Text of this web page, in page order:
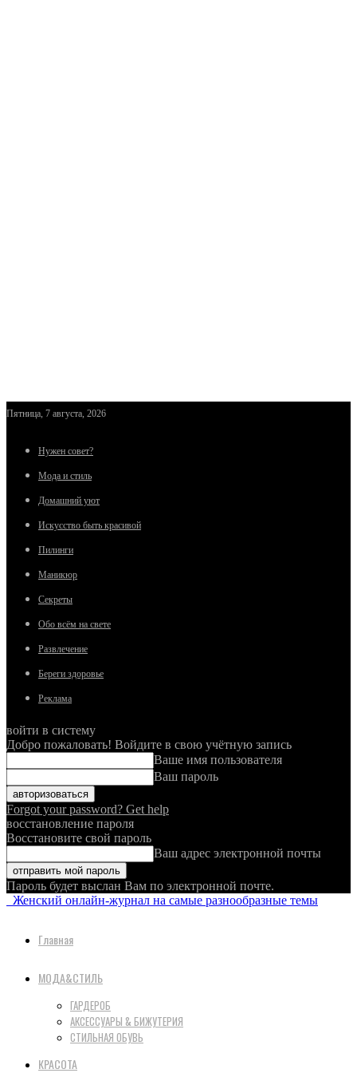
Пятница, 7 августа, 2026
Нужен совет?
Мода и стиль
Домашний уют
Искусство быть красивой
Пилинги
Маникюр
Секреты
Обо всём на свете
Развлечение
Береги здоровье
Реклама
войти в систему
Добро пожаловать! Войдите в свою учётную запись
Ваше имя пользователя
Ваш пароль
Forgot your password? Get help
восстановление пароля
Восстановите свой пароль
Ваш адрес электронной почты
Пароль будет выслан Вам по электронной почте.
Женский онлайн-журнал на самые разнообразные темы
Главная
МОДА&СТИЛЬ
ГАРДЕРОБ
АКСЕССУАРЫ & БИЖУТЕРИЯ
СТИЛЬНАЯ ОБУВЬ
КРАСОТА